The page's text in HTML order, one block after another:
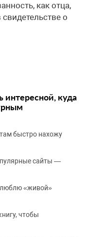
как отца,
о
интересной, куда
быстро нахожу
сайты —
люблю «живой»
чтобы